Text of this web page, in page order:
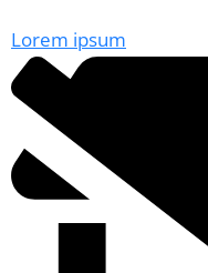
Lorem ipsum